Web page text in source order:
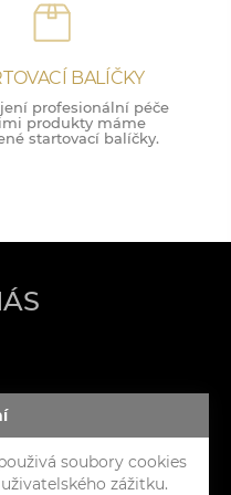
BALÍČKY
profesionální péče
produkty máme
startovací balíčky.
soubory cookies
zážitku.